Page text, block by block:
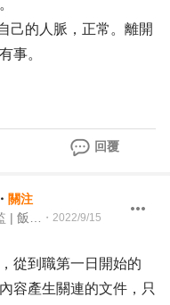
己的人脈，正常。離開
事。
回覆
・ 關注
・ 2022/9/15
從到職第一日開始的
容產生關連的文件，只